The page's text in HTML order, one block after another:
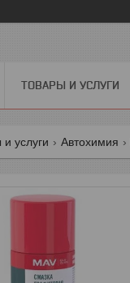
ТОВАРЫ И УСЛУГИ
услуги Автохимия